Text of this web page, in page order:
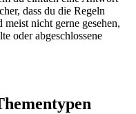
dass du die Regeln
nicht gerne gesehen,
oder abgeschlossene